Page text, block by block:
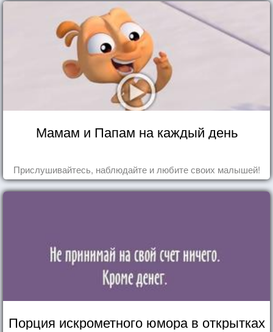
Мамам и Папам на каждый день
Прислушивайтесь, наблюдайте и любите своих малышей!
Порция искрометного юмора в открытках